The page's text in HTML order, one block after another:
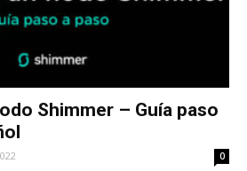
Shimmer – Guía paso
0